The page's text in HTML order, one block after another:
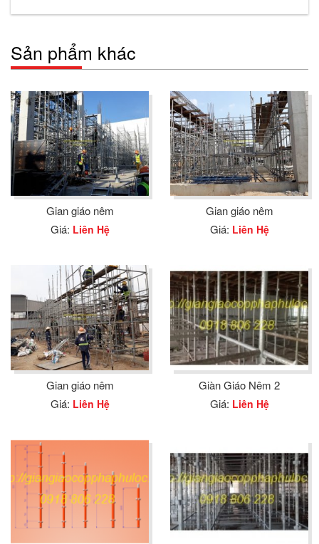
Sản phẩm khác
Gian giáo nêm
Giá: Liên Hệ
Gian giáo nêm
Giá: Liên Hệ
Gian giáo nêm
Giá: Liên Hệ
Giàn Giáo Nêm 2
Giá: Liên Hệ